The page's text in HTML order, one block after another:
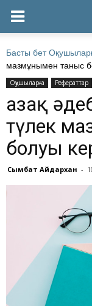
Басты бет
мазмұнымен таныс
Оқушыларға Рефераттар
Қазақ
түлек
болуы
Сымбат Айдархан -